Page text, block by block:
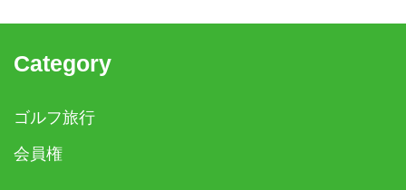
Category
ゴルフ旅行
会員権